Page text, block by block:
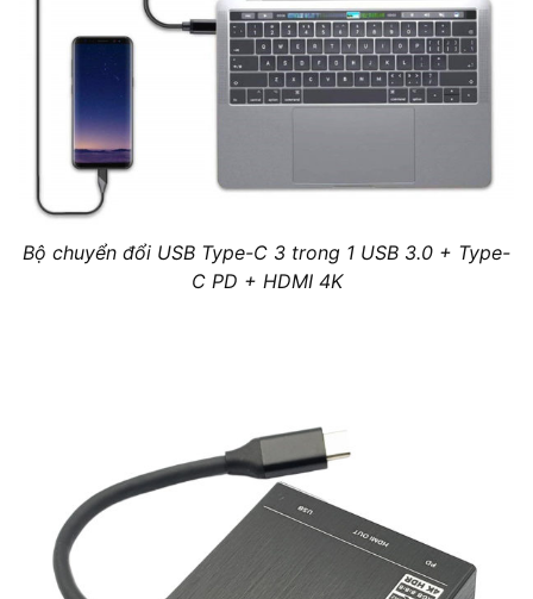
Bộ chuyển đổi USB Type-C 3 trong 1 USB 3.0 + Type-
C PD + HDMI 4K